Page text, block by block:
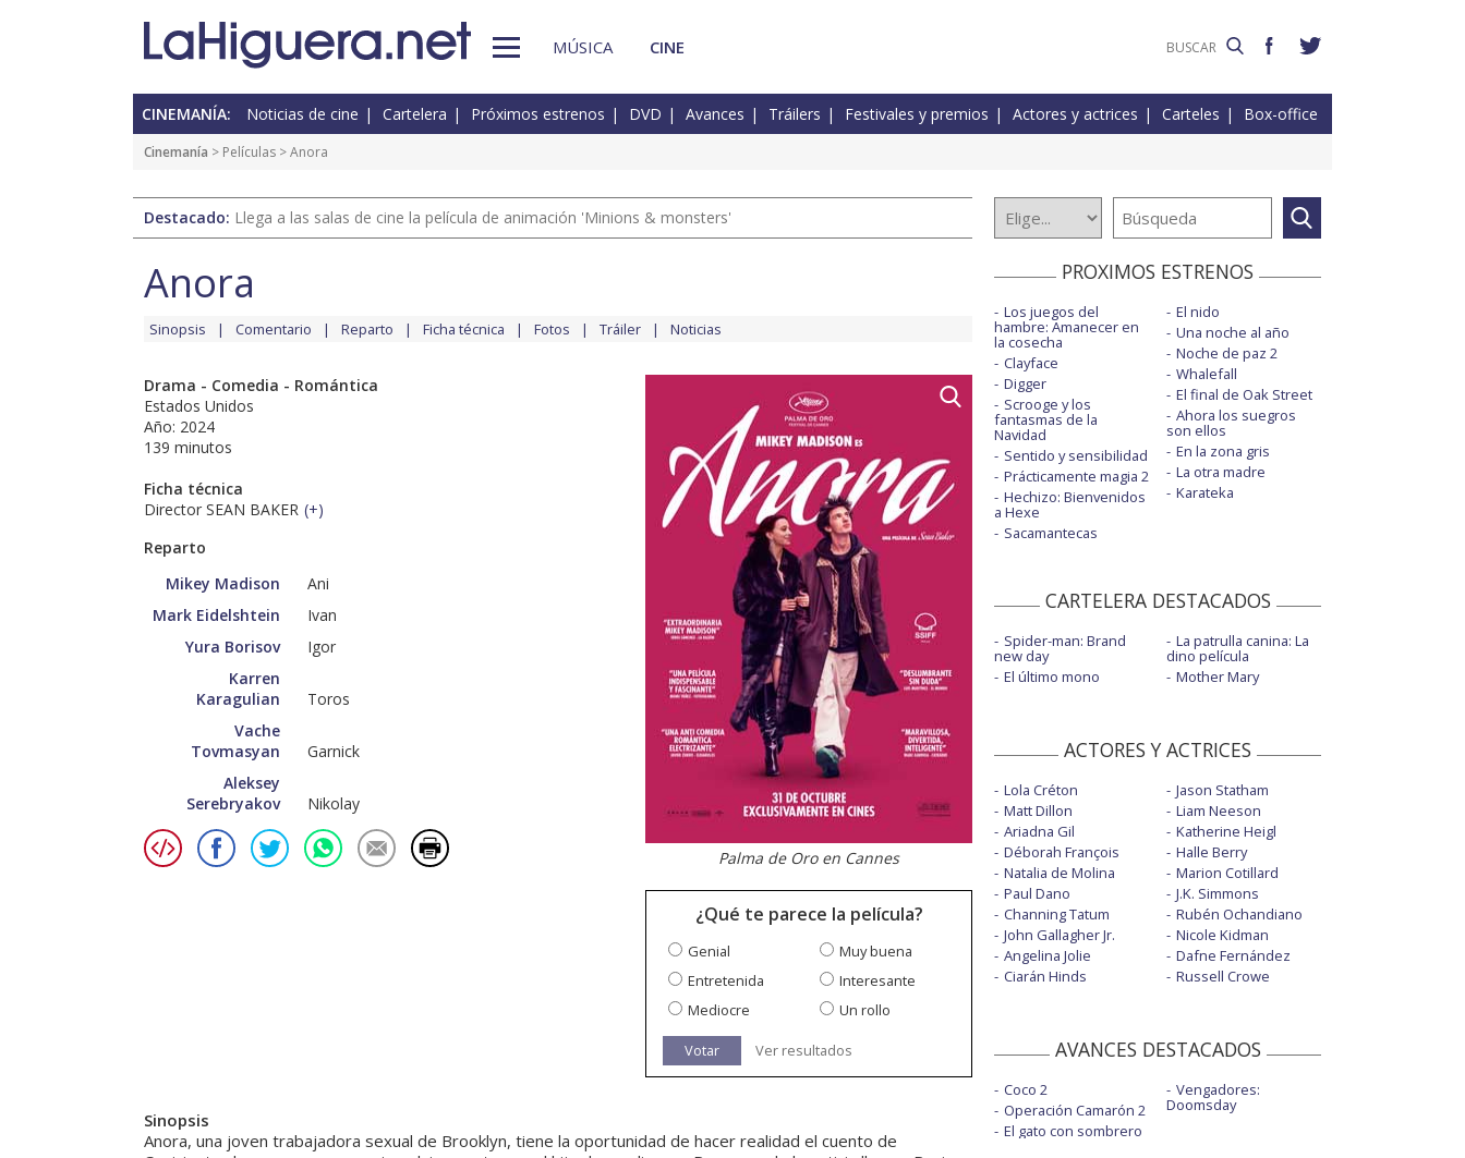
MÚSICA CINE
CINEMANÍA: Noticias de cine Cartelera Próximos estrenos DVD Avances Tráilers Festivales y premios Actores y actrices Carteles Box-office
Cinemanía > Películas > Anora
Destacado: Llega a las salas de cine la película de animación 'Minions & monsters'
Anora
Sinopsis Comentario Reparto Ficha técnica Fotos Tráiler Noticias
Drama - Comedia - Romántica
Estados Unidos
Año: 2024
139 minutos
Ficha técnica
Director SEAN BAKER (+)
Reparto
Mikey Madison
Ani
Mark Eidelshtein
Ivan
Yura Borisov
Igor
Karren
Karagulian
Toros
Vache
Tovmasyan
Garnick
Aleksey
Serebryakov
Nikolay
Palma de Oro en Cannes
¿Qué te parece la película?
Genial
Muy buena
Entretenida
Interesante
Mediocre
Un rollo
Votar Ver resultados
Sinopsis
Anora, una joven trabajadora sexual de Brooklyn, tiene la oportunidad de hacer realidad el cuento de
PROXIMOS ESTRENOS
Los juegos del
hambre: Amanecer en
la cosecha
Clayface
Digger
Scrooge y los
fantasmas de la
Navidad
Sentido y sensibilidad
Prácticamente magia 2
Hechizo: Bienvenidos
a Hexe
Sacamantecas
El nido
Una noche al año
Noche de paz 2
Whalefall
El final de Oak Street
Ahora los suegros
son ellos
En la zona gris
La otra madre
Karateka
CARTELERA DESTACADOS
Spider-man: Brand
new day
El último mono
La patrulla canina: La
dino película
Mother Mary
ACTORES Y ACTRICES
Lola Créton
Matt Dillon
Ariadna Gil
Déborah François
Natalia de Molina
Paul Dano
Channing Tatum
John Gallagher Jr.
Angelina Jolie
Ciarán Hinds
Jason Statham
Liam Neeson
Katherine Heigl
Halle Berry
Marion Cotillard
J.K. Simmons
Rubén Ochandiano
Nicole Kidman
Dafne Fernández
Russell Crowe
AVANCES DESTACADOS
Coco 2
Operación Camarón 2
El gato con sombrero
Vengadores:
Doomsday